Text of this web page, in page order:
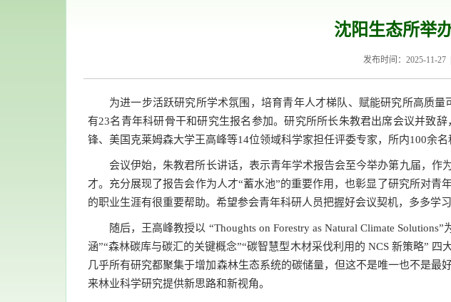
沈阳生态所举
发布时间：2025-11-27 |
为进一步活跃研究所学术氛围，培育青年人才梯队、赋能研究所高质
有23名青年科研骨干和研究生报名参加。研究所所长朱教君出席会议并致
锋、美国克莱姆森大学王高峰等14位领域科学家担任评委专家，所内100余
会议伊始，朱教君所长讲话，表示青年学术报告会至今举办第九届，作
才。充分展现了报告会作为人才“蓄水池”的重要作用，也彰显了研究所对
的职业生涯有很重要帮助。希望参会青年科研人员把握好会议契机，多多学
随后，王高峰教授以 “Thoughts on Forestry as Natural Climate
涵”“森林碳库与碳汇的关键概念”“碳智慧型木材采伐利用的 NCS 新策略”
几乎所有研究都聚集于增加森林生态系统的碳储量，但这不是唯一也不是
来林业科学研究提供新思路和新视角。